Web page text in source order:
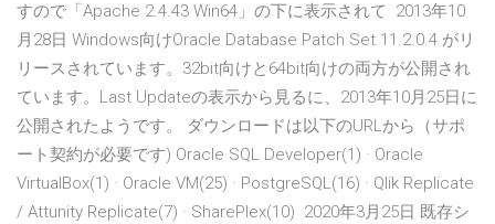
すので「Apache 2.4.43 Win64」の下に表示されて 2013年10
月28日 Windows向けOracle Database Patch Set 11.2.0.4 がリ
リースされています。32bit向けと64bit向けの両方が公開され
ています。Last Updateの表示から見るに、2013年10月25日に
公開されたようです。 ダウンロードは以下のURLから（サポ
ート契約が必要です) Oracle SQL Developer(1) · Oracle
VirtualBox(1) · Oracle VM(25) · PostgreSQL(16) · Qlik Replicate
/ Attunity Replicate(7) · SharePlex(10) 2020年3月25日 既存シ